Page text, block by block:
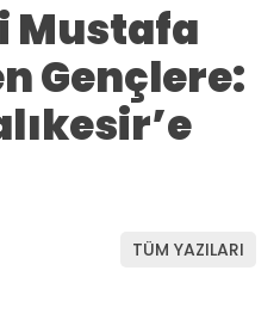
Mustafa
Gençlere:
TÜM YAZILARI